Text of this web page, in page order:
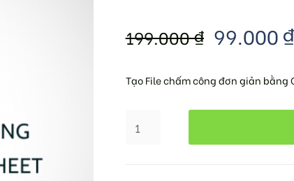
199.000₫ 99.000 ₫
Tạo File chấm công đơn giản bằng